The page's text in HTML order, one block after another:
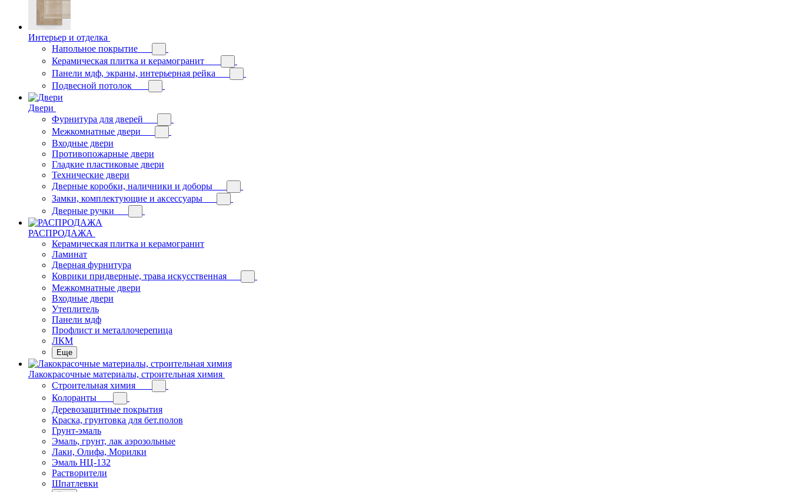
Интерьер и отделка
Напольное покрытие
Керамическая плитка и керамогранит
Панели мдф, экраны, интерьерная рейка
Подвесной потолок
Двери
Фурнитура для дверей
Межкомнатные двери
Входные двери
Противопожарные двери
Гладкие пластиковые двери
Технические двери
Дверные коробки, наличники и доборы
Замки, комплектующие и аксессуары
Дверные ручки
РАСПРОДАЖА
Керамическая плитка и керамогранит
Ламинат
Дверная фурнитура
Коврики придверные, трава искусственная
Межкомнатные двери
Входные двери
Утеплитель
Панели мдф
Профлист и металлочерепица
ЛКМ
Еще
Лакокрасочные материалы, строительная химия
Строительная химия
Колоранты
Деревозащитные покрытия
Краска, грунтовка для бет.полов
Грунт-эмаль
Эмаль, грунт, лак аэрозольные
Лаки, Олифа, Морилки
Эмаль НЦ-132
Растворители
Шпатлевки